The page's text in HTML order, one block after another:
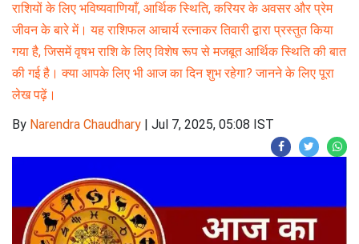
राशियों के लिए भविष्यवाणियाँ, आर्थिक स्थिति, करियर के अवसर और प्रेम
जीवन के बारे में। यह राशिफल आचार्य रत्नाकर तिवारी द्वारा प्रस्तुत किया
गया है, जिसमें वृषभ राशि के लिए विशेष रूप से मजबूत आर्थिक स्थिति की बात
की गई है। क्या आपके लिए भी आज का दिन शुभ रहेगा? जानने के लिए पूरा
लेख पढ़ें।
By Narendra Chaudhary | Jul 7, 2025, 05:08 IST